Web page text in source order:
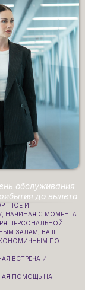
обслуживания
до вылета
И
НАЧИНАЯ С МОМЕНТА
ПЕРСОНАЛЬНОЙ
ЗАЛАМ, ВАШЕ
ПО
ВСТРЕЧА И
ПОМОЩЬ НА